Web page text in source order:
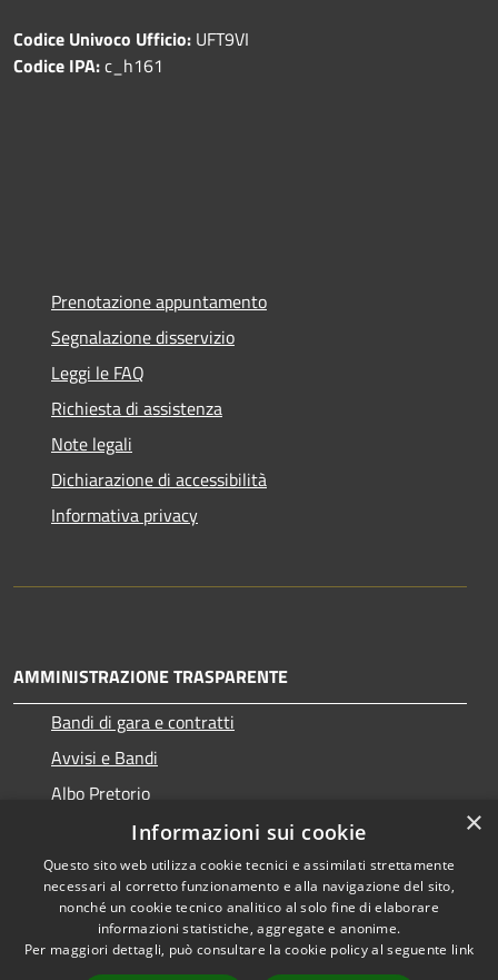
Codice Univoco Ufficio: UFT9VI
Codice IPA:c_h161
Prenotazione appuntamento
Segnalazione disservizio
Leggi le FAQ
Richiesta di assistenza
Note legali
Dichiarazione di accessibilità
Informativa privacy
AMMINISTRAZIONE TRASPARENTE
Bandi di gara e contratti
Avvisi e Bandi
Albo Pretorio
Accessibilità
Privacy
Copyright © 2026 • Comune di
Ragogna • Powered by
Municipium•Accesso
×
Informazioni sui cookie
Questo sito web utilizza cookie tecnici e assimilati strettamente
necessari al corretto funzionamento e alla navigazione del sito,
nonché un cookie tecnico analitico al solo fine di elaborare
informazioni statistiche, aggregate e anonime.
Per maggiori dettagli, può consultare la cookie policy al seguente link